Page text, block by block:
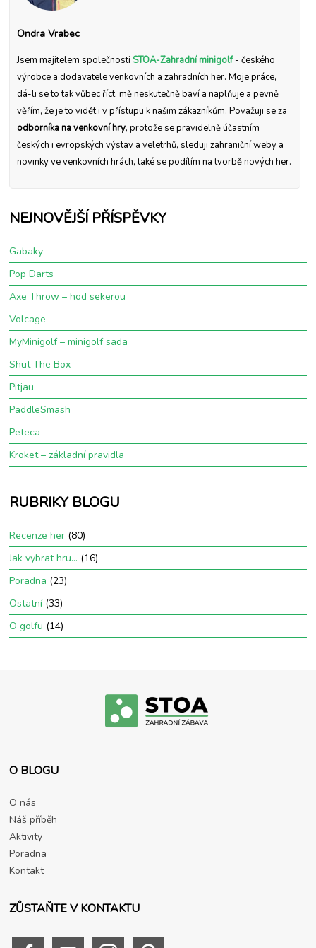
Ondra Vrabec
Jsem majitelem společnosti STOA-Zahradní minigolf- českého
výrobce a dodavatele venkovních a zahradních her. Moje práce,
dá-li se to tak vůbec říct, mě neskutečně baví a naplňuje a pevně
věřím, že je to vidět i v přístupu k našim zákazníkům. Považuji se za
odborníka na venkovní hry, protože se pravidelně účastním
českých i evropských výstav a veletrhů, sleduji zahraniční weby a
novinky ve venkovních hrách, také se podílím na tvorbě nových her.
NEJNOVĚJŠÍ PŘÍSPĚVKY
Gabaky
Pop Darts
Axe Throw – hod sekerou
Volcage
MyMinigolf – minigolf sada
Shut The Box
Pitjau
PaddleSmash
Peteca
Kroket – základní pravidla
RUBRIKY BLOGU
Recenze her (80)
Jak vybrat hru… (16)
Poradna (23)
Ostatní(33)
O golfu (14)
O BLOGU
O nás
Náš příběh
Aktivity
Poradna
Kontakt
ZŮSTAŇTE V KONTAKTU